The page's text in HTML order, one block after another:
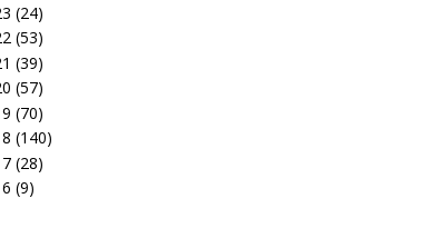
(24)
(53)
(39)
(57)
(70)
(140)
(28)
(9)